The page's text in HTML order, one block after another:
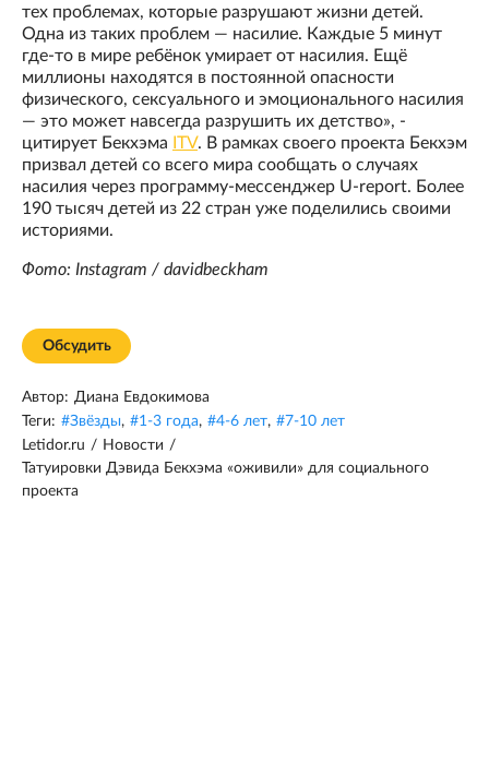
тех проблемах, которые разрушают жизни детей.
Одна из таких проблем — насилие. Каждые 5 минут
где-то в мире ребёнок умирает от насилия. Ещё
миллионы находятся в постоянной опасности
физического, сексуального и эмоционального насилия
— это может навсегда разрушить их детство», -
цитирует Бекхэма ITV. В рамках своего проекта Бекхэм
призвал детей со всего мира сообщать о случаях
насилия через программу-мессенджер U-report. Более
190 тысяч детей из 22 стран уже поделились своими
историями.
Фото: Instagram / davidbeckham
Обсудить
Автор: Диана Евдокимова
Теги: #Звёзды, #1-3 года, #4-6 лет, #7-10 лет
Letidor.ru / Новости /
Татуировки Дэвида Бекхэма «оживили» для социального
проекта